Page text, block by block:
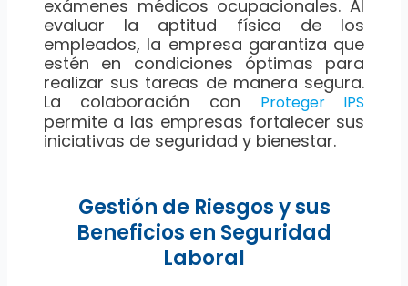
exámenes médicos ocupacionales. Al
evaluar la aptitud física de los
empleados, la empresa garantiza que
estén en condiciones óptimas para
realizar sus tareas de manera segura.
La colaboración con Proteger IPS
permite a las empresas fortalecer sus
iniciativas de seguridad y bienestar.
Gestión de Riesgos y sus
Beneficios en Seguridad
Laboral